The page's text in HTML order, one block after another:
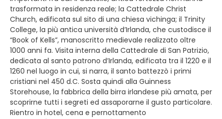
trasformata in residenza reale; la Cattedrale Christ
Church, edificata sul sito di una chiesa vichinga; il Trinity
College, la più antica università d’Irlanda, che custodisce il
“Book of Kells”, manoscritto medievale realizzato oltre
1000 anni fa. Visita interna della Cattedrale di San Patrizio,
dedicata al santo patrono d’Irlanda, edificata tra il 1220 e il
1260 nel luogo in cui, si narra, il santo battezzò i primi
cristiani nel 450 d.C. Sosta quindi alla Guinness
Storehouse, la fabbrica della birra irlandese più amata, per
scoprirne tutti i segreti ed assaporarne il gusto particolare.
Rientro in hotel, cena e pernottamento